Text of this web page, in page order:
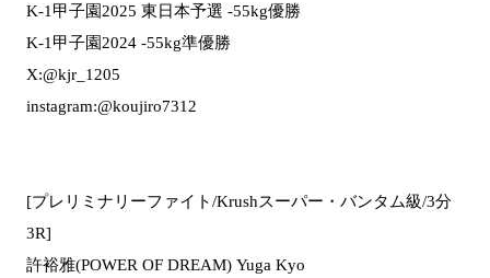
K-1甲子園2025 東日本予選 -55kg優勝
K-1甲子園2024 -55kg準優勝
X:@kjr_1205
instagram:@koujiro7312
[プレリミナリーファイト/Krushスーパー・バンタム級/3分
3R]
許裕雅(POWER OF DREAM) Yuga Kyo